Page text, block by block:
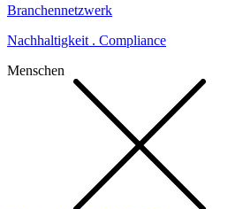
Branchennetzwerk
Nachhaltigkeit . Compliance
Menschen